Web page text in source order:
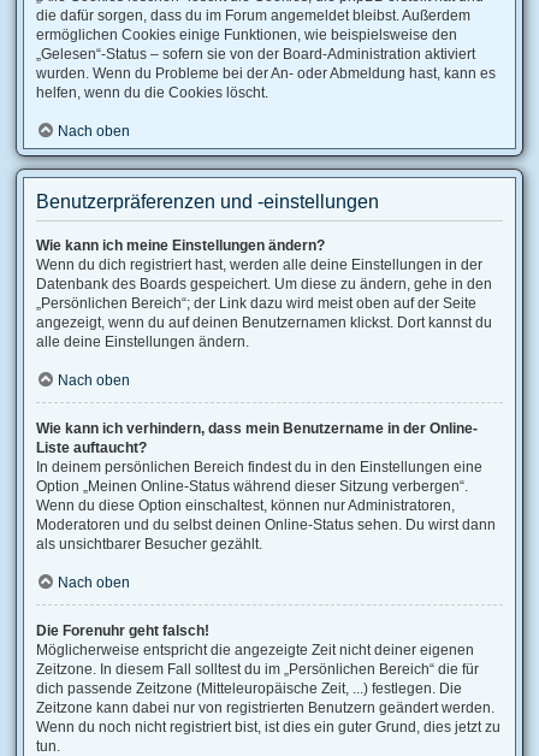
die dafür sorgen, dass du im Forum angemeldet bleibst. Außerdem
ermöglichen Cookies einige Funktionen, wie beispielsweise den
„Gelesen“-Status – sofern sie von der Board-Administration aktiviert
wurden. Wenn du Probleme bei der An- oder Abmeldung hast, kann es
helfen, wenn du die Cookies löscht.
Nach oben
Benutzerpräferenzen und -einstellungen
Wie kann ich meine Einstellungen ändern?
Wenn du dich registriert hast, werden alle deine Einstellungen in der
Datenbank des Boards gespeichert. Um diese zu ändern, gehe in den
„Persönlichen Bereich“; der Link dazu wird meist oben auf der Seite
angezeigt, wenn du auf deinen Benutzernamen klickst. Dort kannst du
alle deine Einstellungen ändern.
Nach oben
Wie kann ich verhindern, dass mein Benutzername in der Online-
Liste auftaucht?
In deinem persönlichen Bereich findest du in den Einstellungen eine
Option „Meinen Online-Status während dieser Sitzung verbergen“.
Wenn du diese Option einschaltest, können nur Administratoren,
Moderatoren und du selbst deinen Online-Status sehen. Du wirst dann
als unsichtbarer Besucher gezählt.
Nach oben
Die Forenuhr geht falsch!
Möglicherweise entspricht die angezeigte Zeit nicht deiner eigenen
Zeitzone. In diesem Fall solltest du im „Persönlichen Bereich“ die für
dich passende Zeitzone (Mitteleuropäische Zeit, ...) festlegen. Die
Zeitzone kann dabei nur von registrierten Benutzern geändert werden.
Wenn du noch nicht registriert bist, ist dies ein guter Grund, dies jetzt zu
tun.